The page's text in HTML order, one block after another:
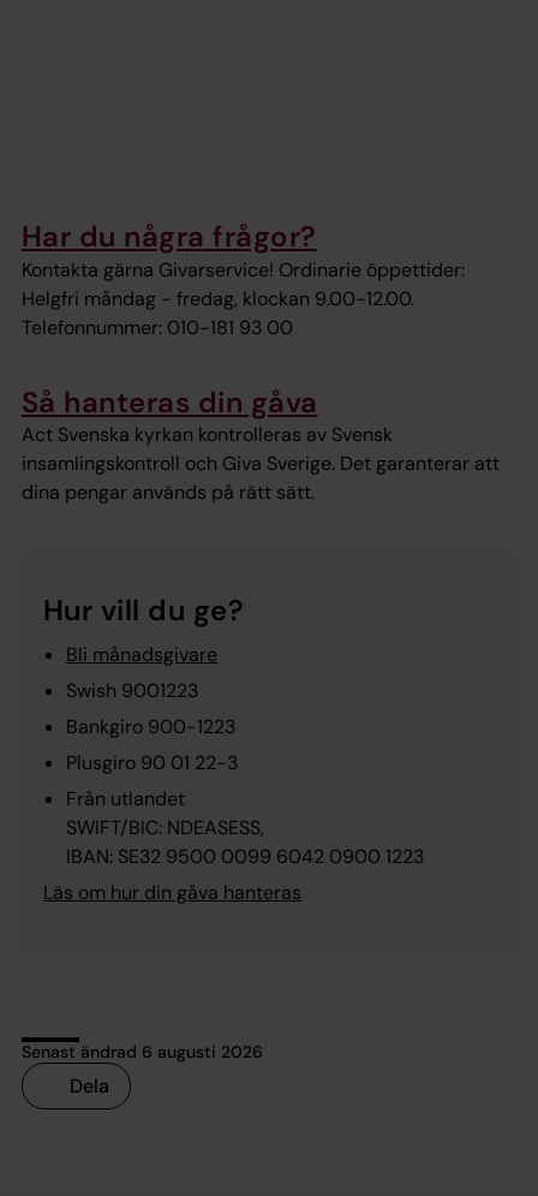
Har du några frågor?
Kontakta gärna Givarservice! Ordinarie öppettider:
Helgfri måndag - fredag, klockan 9.00-12.00.
Telefonnummer: 010-181 93 00
Så hanteras din gåva
Act Svenska kyrkan kontrolleras av Svensk
insamlingskontroll och Giva Sverige. Det garanterar att
dina pengar används på rätt sätt.
Hur vill du ge?
Bli månadsgivare
Swish 9001223
Bankgiro 900-1223
Plusgiro 90 01 22-3
Från utlandet
SWIFT/BIC: NDEASESS,
IBAN: SE32 9500 0099 6042 0900 1223
Läs om hur din gåva hanteras
Senast ändrad 6 augusti 2026
Dela